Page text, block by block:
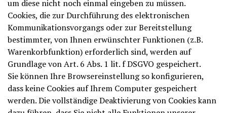
um diese nicht noch einmal eingeben zu müssen.
Cookies, die zur Durchführung des elektronischen
Kommunikationsvorgangs oder zur Bereitstellung
bestimmter, von Ihnen erwünschter Funktionen (z.B.
Warenkorbfunktion) erforderlich sind, werden auf
Grundlage von Art. 6 Abs. 1 lit. f DSGVO gespeichert.
Sie können Ihre Browsereinstellung so konfigurieren,
dass keine Cookies auf Ihrem Computer gespeichert
werden. Die vollständige Deaktivierung von Cookies kann